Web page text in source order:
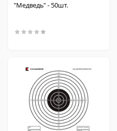
"Медведь" - 50шт.